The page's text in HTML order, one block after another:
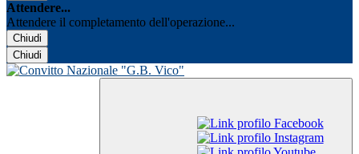
Attendere...
Attendere il completamento dell'operazione...
Chiudi
Chiudi